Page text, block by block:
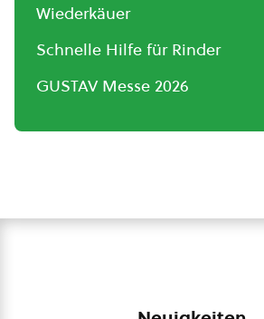
Wiederkäuer
Schnelle Hilfe für Rinder
GUSTAV Messe 2026